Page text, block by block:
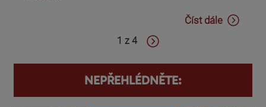
Číst dále
1 z 4
NEPŘEHLÉDNĚTE: